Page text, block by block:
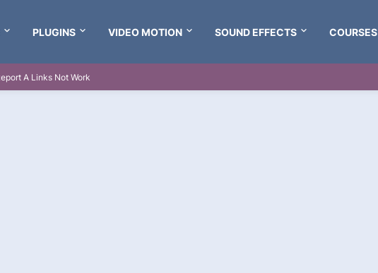
PLUGINS VIDEO MOTION SOUND EFFECTS COURSES
A Links Not Work